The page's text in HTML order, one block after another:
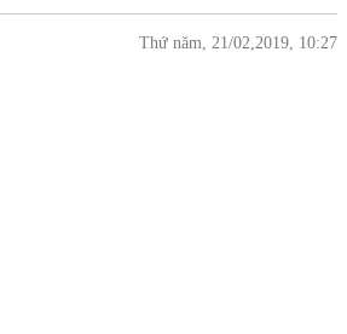
Thứ năm, 21/02,2019, 10:27